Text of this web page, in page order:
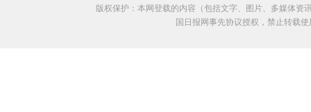
版权保护：本网登载的内容（包括文字、图片、多媒体
国日报网事先协议授权，禁止转载